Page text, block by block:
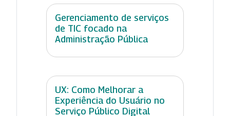
Gerenciamento de serviços
de TIC focado na
Administração Pública
UX: Como Melhorar a
Experiência do Usuário no
Serviço Público Digital